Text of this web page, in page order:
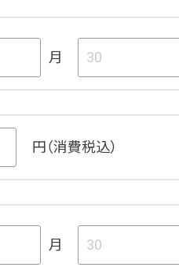
月
円（消費税込）
月